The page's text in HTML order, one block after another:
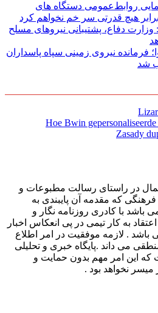
روابط‌عمومی دستگاه های
هیچ قدرتی سر خم نخواهم کرد
دفاع، پشتیبانی نیرو‌های مسلح
فرمانده نیروی زمینی سپاه پاسداران
شد
Hoe Bwin
Zasady
در راستای رسالت مطبوعات و
که مقدمه آن پایبندی به
باشد با کادری روزنامه نگار و
به کار تیمی در پی انعکاس اخبار
باشد . لازمه موفقیت در امر اطلاع
می داند .پایگاه خبری و تحلیلی
که این امر مهم بدون حمایت و
میسر نخواهد بود .